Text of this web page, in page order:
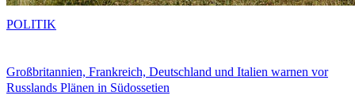
Großbritannien, Frankreich, Deutschland und Italien warnen vor
Russlands Plänen in Südossetien
POLITIK